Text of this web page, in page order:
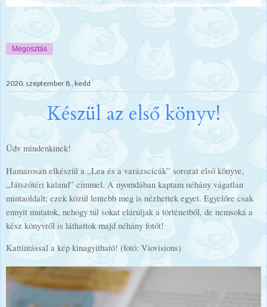
Megosztás
2020. szeptember 8., kedd
Készül az első könyv!
Üdv mindenkinek!
Hamarosan elkészül a „Lea és a varázscicák” sorozat első könyve,
„Játszótéri kaland” címmel. A nyomdában kaptam néhány vágatlan
mintaoldalt; ezek közül lentebb meg is nézhettek egyet. Egyelőre csak
ennyit mutatok, nehogy túl sokat eláruljak a történetből, de nemsoká a
kész könyvről is láthattok majd néhány fotót!
Kattintással a kép kinagyítható! (fotó: Viovisions)